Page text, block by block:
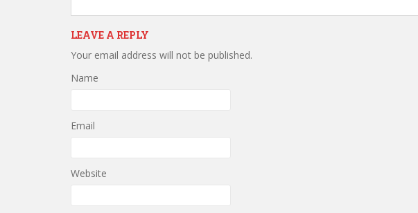
LEAVE A REPLY
Your email address will not be published.
Name
Email
Website